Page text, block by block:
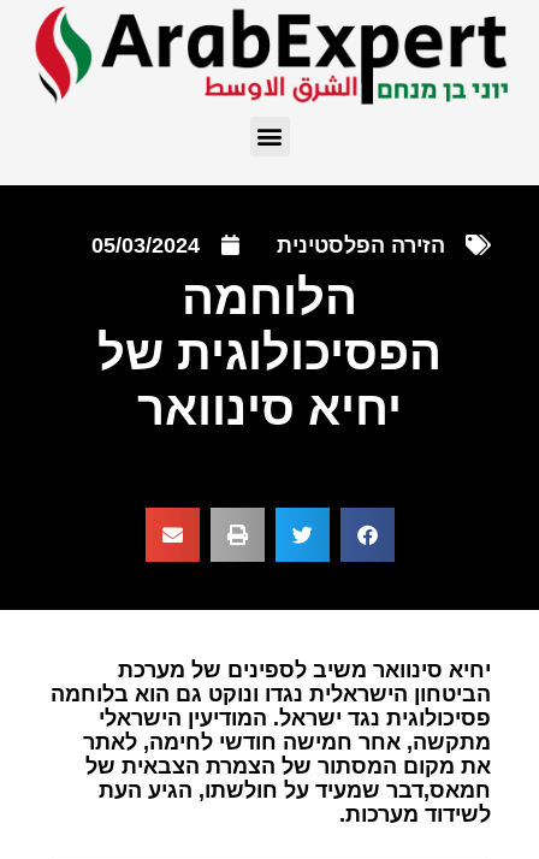
הזירה הפלסטינית 05/03/2024
הלוחמה
הפסיכולוגית של
יחיא סינוואר
יחיא סינוואר משיב לספינים של מערכת
הביטחון הישראלית נגדו ונוקט גם הוא בלוחמה
פסיכולוגית נגד ישראל. המודיעין הישראלי
מתקשה, אחר חמישה חודשי לחימה, לאתר
את מקום המסתור של הצמרת הצבאית של
חמאס,דבר שמעיד על חולשתו, הגיע העת
לשידוד מערכות.